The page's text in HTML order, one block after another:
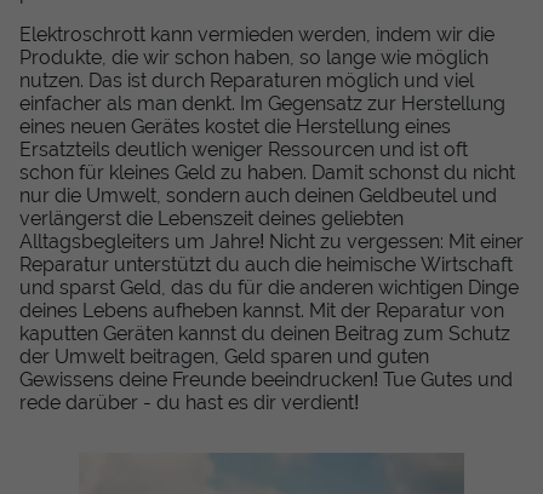
Elektroschrott kann vermieden werden, indem wir die
Produkte, die wir schon haben, so lange wie möglich
nutzen. Das ist durch Reparaturen möglich und viel
einfacher als man denkt. Im Gegensatz zur Herstellung
eines neuen Gerätes kostet die Herstellung eines
Ersatzteils deutlich weniger Ressourcen und ist oft
schon für kleines Geld zu haben. Damit schonst du nicht
nur die Umwelt, sondern auch deinen Geldbeutel und
verlängerst die Lebenszeit deines geliebten
Alltagsbegleiters um Jahre! Nicht zu vergessen: Mit einer
Reparatur unterstützt du auch die heimische Wirtschaft
und sparst Geld, das du für die anderen wichtigen Dinge
deines Lebens aufheben kannst. Mit der Reparatur von
kaputten Geräten kannst du deinen Beitrag zum Schutz
der Umwelt beitragen, Geld sparen und guten
Gewissens deine Freunde beeindrucken! Tue Gutes und
rede darüber - du hast es dir verdient!